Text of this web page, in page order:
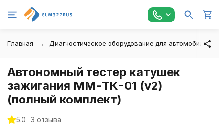
Главная Диагностическое оборудование для автомобилей
Автономный тестер катушек
зажигания ММ-ТК-01 (v2)
(полный комплект)
5.0
3 отзыва